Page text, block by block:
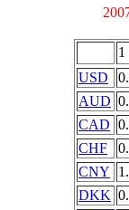
1
USD
AUD
CAD
CHF
CNY
DKK